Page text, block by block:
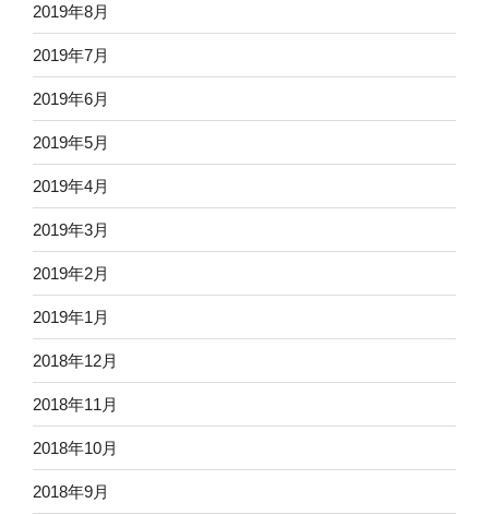
2019年8月
2019年7月
2019年6月
2019年5月
2019年4月
2019年3月
2019年2月
2019年1月
2018年12月
2018年11月
2018年10月
2018年9月